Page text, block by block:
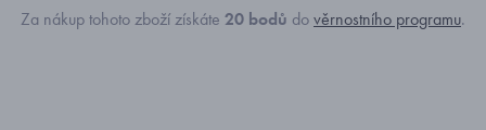
Za nákup tohoto zboží získáte 20 bodů dověrnostního programu.